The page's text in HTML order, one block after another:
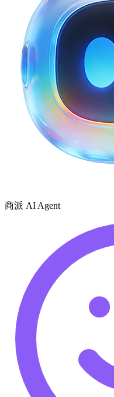
商派 AI Agent